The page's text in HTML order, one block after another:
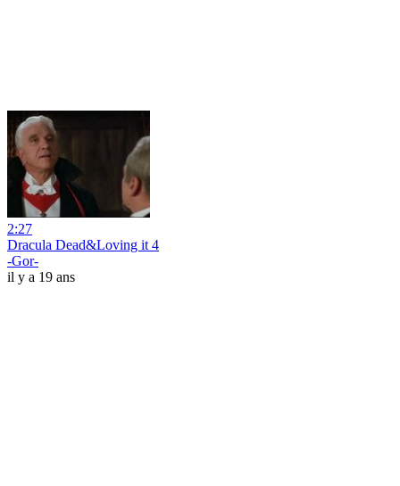
2:27
Dracula Dead&Loving it 4
-Gor-
il y a 19 ans